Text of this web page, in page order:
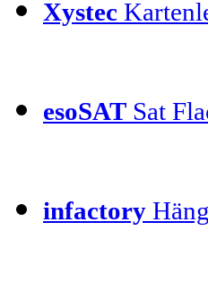
Xystec
esoSAT Sat
infactory